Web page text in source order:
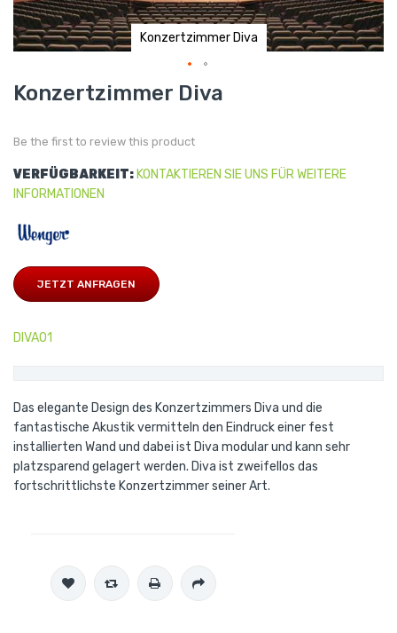
Konzertzimmer Diva
Skip
to
the
gallery
Konzertzimmer Diva
Be the first to review this product
VERFÜGBARKEIT: KONTAKTIEREN SIE UNS FÜR WEITERE
INFORMATIONEN
JETZT ANFRAGEN
DIVA01
Das elegante Design des Konzertzimmers Diva und die
fantastische Akustik vermitteln den Eindruck einer fest
installierten Wand und dabei ist Diva modular und kann sehr
platzsparend gelagert werden. Diva ist zweifellos das
fortschrittlichste Konzertzimmer seiner Art.